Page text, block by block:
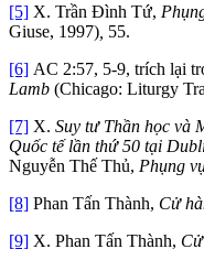
[5] X. Trần Đình Tứ,
Giuse, 1997) 55.
[6] AC 2:57, 5-9, trích lại
Lamb (Chicago: Liturgy
[7] X. Suy tư Thần học và
Quốc tế lần thứ 50 tại
Nguyễn Thế Thủ, Phụng
[8] Phan Tấn Thành, Cử
[9] X. Phan Tấn Thành,